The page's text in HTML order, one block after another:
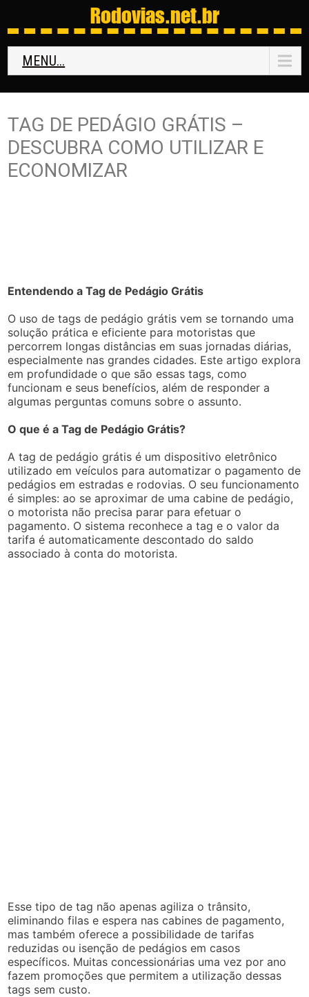
Rodovias.net.br
MENU...
TAG DE PEDÁGIO GRÁTIS –
DESCUBRA COMO UTILIZAR E
ECONOMIZAR
Entendendo a Tag de Pedágio Grátis
O uso de tags de pedágio grátis vem se tornando uma
solução prática e eficiente para motoristas que
percorrem longas distâncias em suas jornadas diárias,
especialmente nas grandes cidades. Este artigo explora
em profundidade o que são essas tags, como
funcionam e seus benefícios, além de responder a
algumas perguntas comuns sobre o assunto.
O que é a Tag de Pedágio Grátis?
A tag de pedágio grátis é um dispositivo eletrônico
utilizado em veículos para automatizar o pagamento de
pedágios em estradas e rodovias. O seu funcionamento
é simples: ao se aproximar de uma cabine de pedágio,
o motorista não precisa parar para efetuar o
pagamento. O sistema reconhece a tag e o valor da
tarifa é automaticamente descontado do saldo
associado à conta do motorista.
Esse tipo de tag não apenas agiliza o trânsito,
eliminando filas e espera nas cabines de pagamento,
mas também oferece a possibilidade de tarifas
reduzidas ou isenção de pedágios em casos
específicos. Muitas concessionárias uma vez por ano
fazem promoções que permitem a utilização dessas
tags sem custo.